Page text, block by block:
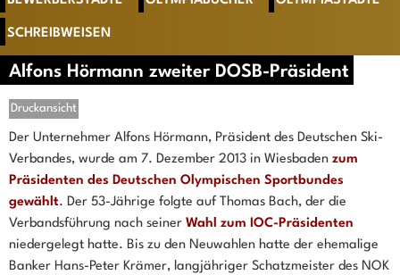
SCHREIBWEISEN
Alfons Hörmann zweiter DOSB-Präsident
Druckansicht
Der Unternehmer Alfons Hörmann, Präsident des Deutschen Ski-
Verbandes, wurde am 7. Dezember 2013 in Wiesbaden zum
Präsidenten des Deutschen Olympischen Sportbundes
gewählt. Der 53-Jährige folgte auf Thomas Bach, der die
Verbandsführung nach seiner Wahl zum IOC-Präsidenten
niedergelegt hatte. Bis zu den Neuwahlen hatte der ehemalige
Banker Hans-Peter Krämer, langjähriger Schatzmeister des NOK